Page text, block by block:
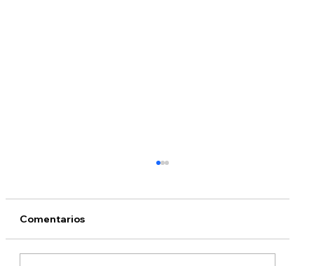
Comentarios